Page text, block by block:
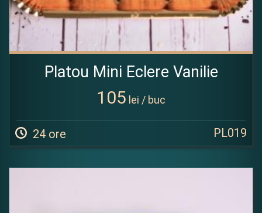
Platou Mini Eclere Vanilie
105 lei / buc
24 ore PL019